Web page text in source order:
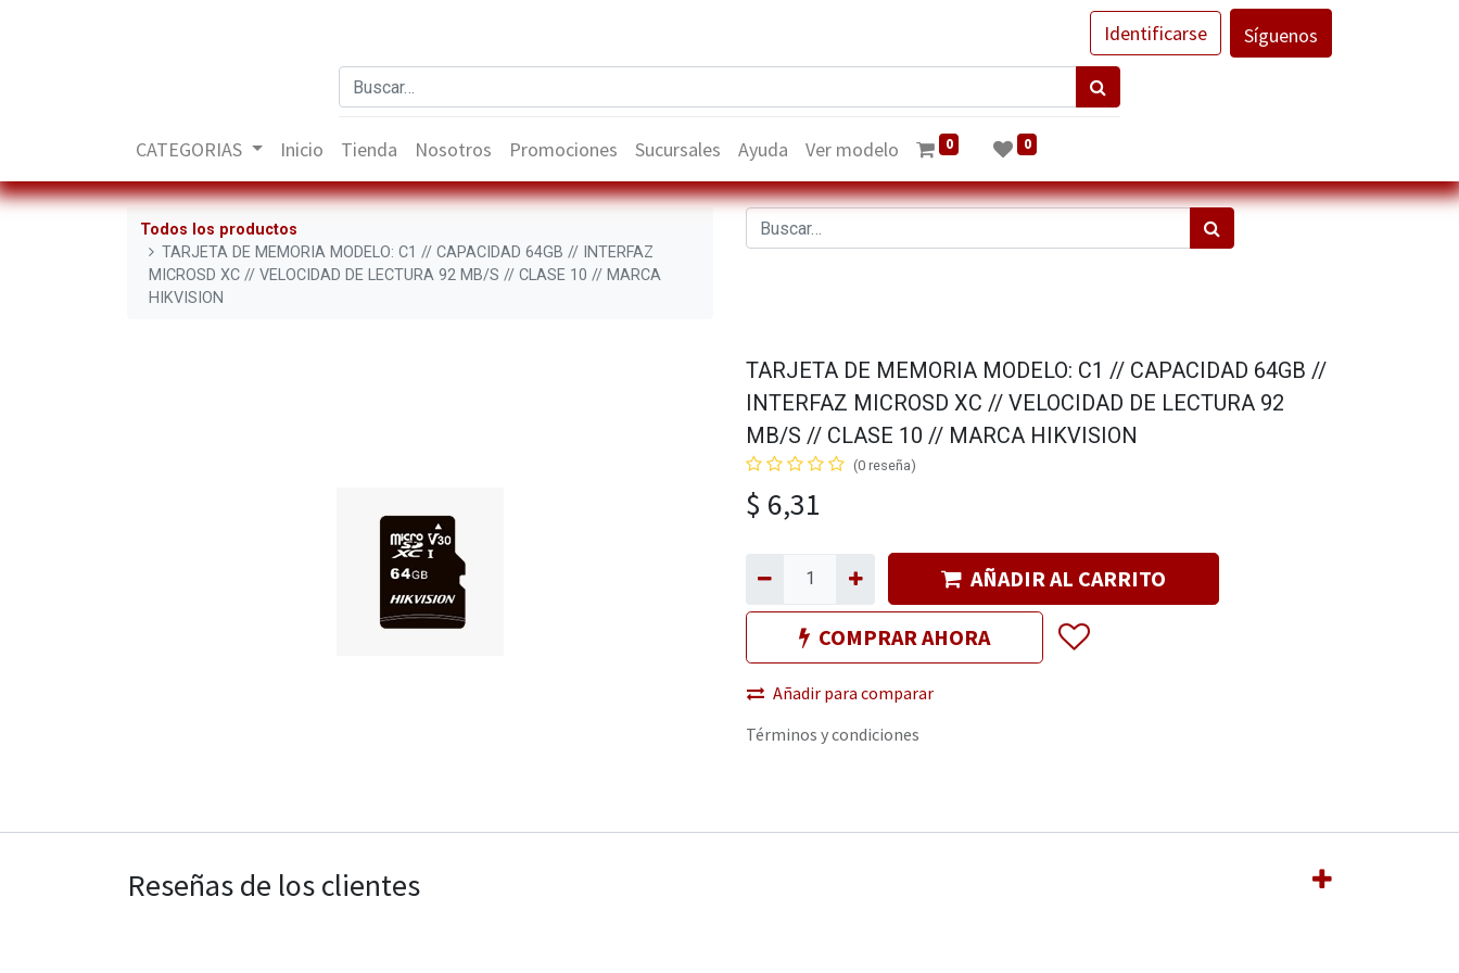
Identificarse Síguenos
CATEGORIAS Inicio Tienda Nosotros Promociones Sucursales Ayuda Ver modelo 0 0
Todos los productos
TARJETA DE MEMORIA MODELO: C1 // CAPACIDAD 64GB // INTERFAZ
MICROSD XC // VELOCIDAD DE LECTURA 92 MB/S // CLASE 10 // MARCA
HIKVISION
TARJETA DE MEMORIA MODELO: C1 // CAPACIDAD 64GB //
INTERFAZ MICROSD XC // VELOCIDAD DE LECTURA 92
MB/S // CLASE 10 // MARCA HIKVISION
(0 reseña)
$ 6,31
AÑADIR AL CARRITO
COMPRAR AHORA
Añadir para comparar
Términos y condiciones
Reseñas de los clientes